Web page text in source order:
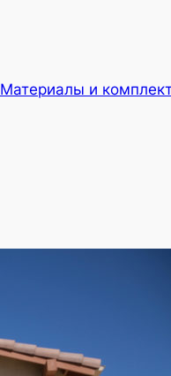
Материалы и